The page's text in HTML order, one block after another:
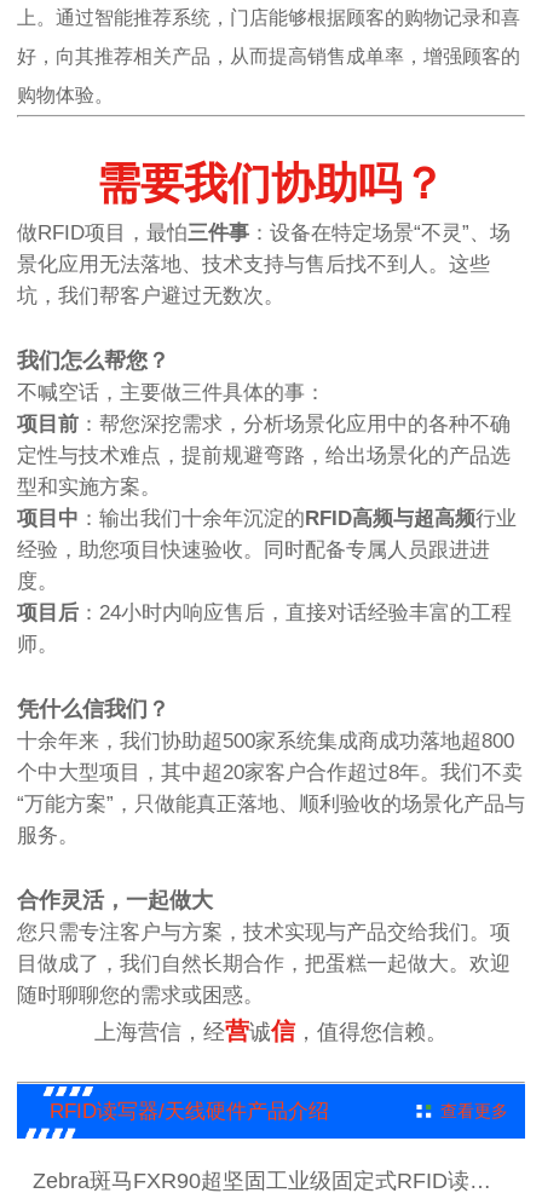
上。通过智能推荐系统，门店能够根据顾客的购物记录和喜
好，向其推荐相关产品，从而提高销售成单率，增强顾客的
购物体验。
需要我们协助吗？
做RFID项目，最怕三件事 ：设备在特定场景“不灵”、场
景化应用无法落地、技术支持与售后找不到人。这些
坑，我们帮客户避过无数次。
我们怎么帮您？
不喊空话，主要做三件具体的事：
项目前 ：帮您深挖需求，分析场景化应用中的各种不确
定性与技术难点，提前规避弯路，给出场景化的产品选
型和实施方案。
项目中 ：输出我们十余年沉淀的RFID高频与超高频行业
经验，助您项目快速验收。同时配备专属人员跟进进
度。
项目后 ：24小时内响应售后，直接对话经验丰富的工程
师。
凭什么信我们？
十余年来，我们协助超500家系统集成商成功落地超800
个中大型项目，其中超20家客户合作超过8年。我们不卖
“万能方案”，只做能真正落地、顺利验收的场景化产品与
服务。
合作灵活，一起做大
您只需专注客户与方案，技术实现与产品交给我们。项
目做成了，我们自然长期合作，把蛋糕一起做大。欢迎
随时聊聊您的需求或困惑。
上海营信，经营诚信，值得您信赖。
RFID读写器/天线硬件产品介绍 查看更多
Zebra斑马FXR90超坚固工业级固定式RFID读写器